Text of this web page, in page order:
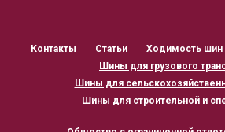
Контакты Статьи Ходимость шин
Шины для грузового
Шины для
Шины для строительной и